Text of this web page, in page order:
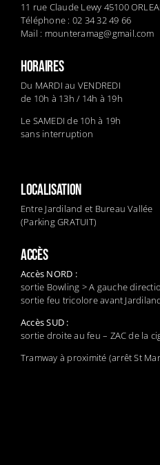
11 rue Claude Lewy 45100
Téléphone : 02 34 32 49 66
Mail : mounteramag@gmail.com
HORAIRES
Du MARDI au VENDREDI
de 10h à 13h / 14h à 19h
Le SAMEDI de 10h à 19h
sans interruption
LOCALISATION
Entre Jardiland et Bureau Vallée
(Parking GRATUIT)
ACCÈS
Accès NORD :
sortie Bowling > A gauche
sortie feu tricolore avant
Accès SUD :
sortie droite au feu – ZAC de la
Tramway à proximité (arrêt St